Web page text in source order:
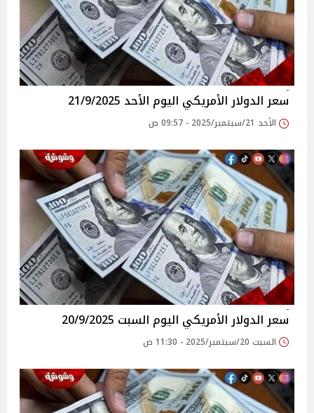
سعر الدولار الأمريكي اليوم الأحد 21/9/2025
الأحد 21/سبتمبر/2025 - 09:57 ص
سعر الدولار الأمريكي اليوم السبت 20/9/2025
السبت 20/سبتمبر/2025 - 11:30 ص